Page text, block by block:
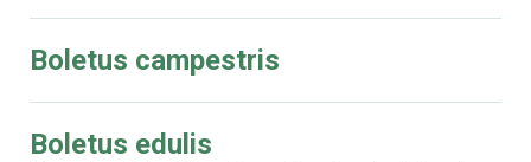
Boletus campestris
Boletus edulis